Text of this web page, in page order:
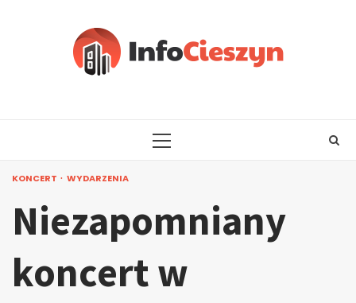
PRIMARY
KONCERT WYDARZENIA
Niezapomniany
koncert w